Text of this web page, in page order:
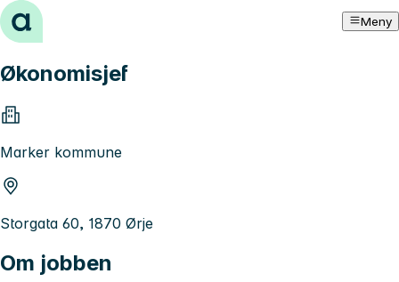
Hopp til innhold Meny
Økonomisjef
Marker kommune
Storgata 60, 1870 Ørje
Om jobben